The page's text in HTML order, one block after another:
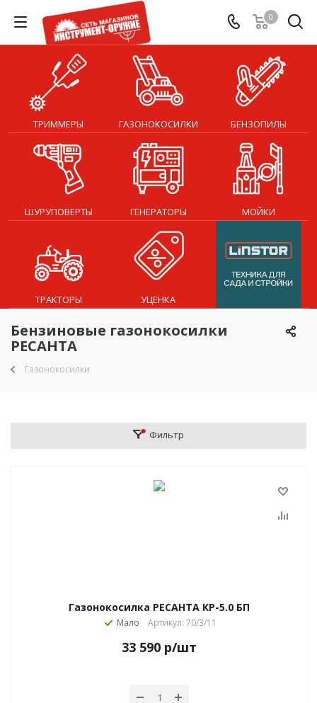
0
ТРИММЕРЫ ГАЗОНОКОСИЛКИ БЕНЗОПИЛЫ
ШУРУПОВЕРТЫ ГЕНЕРАТОРЫ МОЙКИ
ТРАКТОРЫ УЦЕНКА
Бензиновые газонокосилки
РЕСАНТА
Газонокосилки
Фильтр
Газонокосилка РЕСАНТА КР-5.0 БП
Мало Артикул: 70/3/11
33 590 р/шт